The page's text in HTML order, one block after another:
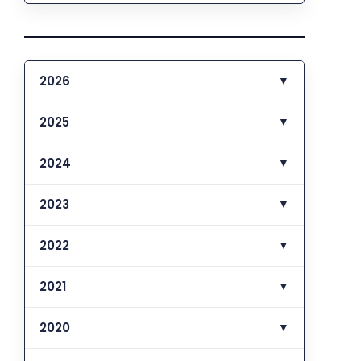
2026 ▼
2025 ▼
2024 ▼
2023 ▼
2022 ▼
2021 ▼
2020 ▼